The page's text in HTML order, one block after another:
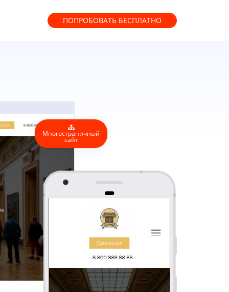
ПОПРОБОВАТЬ БЕСПЛАТНО
Многостраничный
сайт